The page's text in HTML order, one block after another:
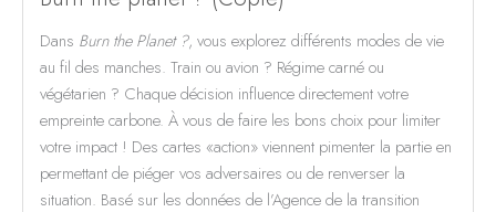
Dans Burn the Planet ?, vous explorez différents modes de vie
au fil des manches. Train ou avion ? Régime carné ou
végétarien ? Chaque décision influence directement votre
empreinte carbone. À vous de faire les bons choix pour limiter
votre impact ! Des cartes «action» viennent pimenter la partie en
permettant de piéger vos adversaires ou de renverser la
situation. Basé sur les données de l’Agence de la transition